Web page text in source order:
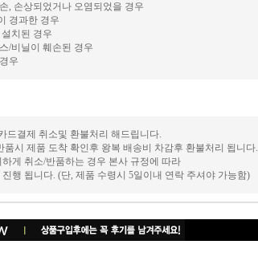
, 손상되었거나 오염되었을 경우
경과한 경우
치된 경우
/비닐이 훼손된 경우
우
드결제 취소및 환불처리 해드립니다.
품시 제품 도착 확인후 왕복 배송비 차감후 환불처리 됩니다.
게 취소/반품하는 경우 본사 규정에 따라
행 됩니다. (단, 제품 수령시 5일이내 연락 주셔야 가능함)